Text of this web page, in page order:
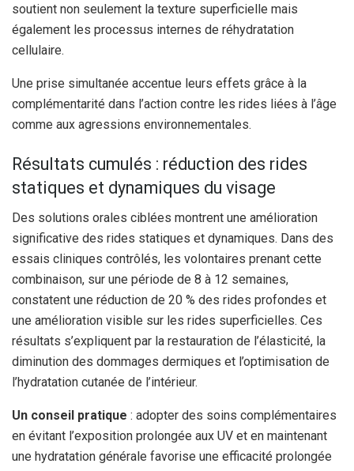
soutient non seulement la texture superficielle mais
également les processus internes de réhydratation
cellulaire.
Une prise simultanée accentue leurs effets grâce à la
complémentarité dans l’action contre les rides liées à l’âge
comme aux agressions environnementales.
Résultats cumulés : réduction des rides
statiques et dynamiques du visage
Des solutions orales ciblées montrent une amélioration
significative des rides statiques et dynamiques. Dans des
essais cliniques contrôlés, les volontaires prenant cette
combinaison, sur une période de 8 à 12 semaines,
constatent une réduction de 20 % des rides profondes et
une amélioration visible sur les rides superficielles. Ces
résultats s’expliquent par la restauration de l’élasticité, la
diminution des dommages dermiques et l’optimisation de
l’hydratation cutanée de l’intérieur.
Un conseil pratique : adopter des soins complémentaires
en évitant l’exposition prolongée aux UV et en maintenant
une hydratation générale favorise une efficacité prolongée